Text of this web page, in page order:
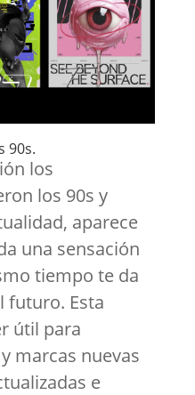
90s.
los
los 90s y
aparece
una sensación
tiempo te da
futuro. Esta
útil para
marcas nuevas
e